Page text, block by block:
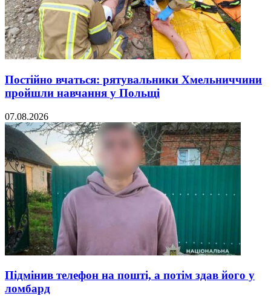
Постійно вчаться: рятувальники Хмельниччини
пройшли навчання у Польщі
07.08.2026
Підмінив телефон на пошті, а потім здав його у
ломбард